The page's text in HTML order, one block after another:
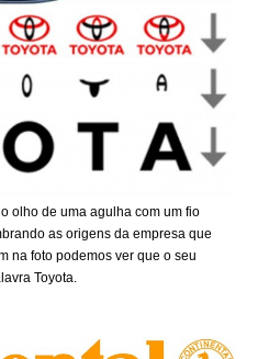
olho de uma agulha com um fio
as origens da empresa que
na foto podemos ver que o seu
Toyota.